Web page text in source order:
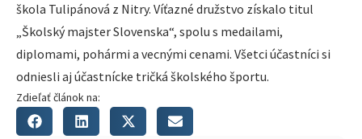
škola Tulipánová z Nitry. Víťazné družstvo získalo titul
„Školský majster Slovenska“, spolu s medailami,
diplomami, pohármi a vecnými cenami. Všetci účastníci si
odniesli aj účastnícke tričká školského športu.
Zdieľať článok na: